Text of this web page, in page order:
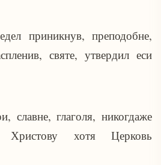
приникнув, преподобне,
святе, утвердил еси
славне, глаголя, никогдаже
Христову хотя Церковь